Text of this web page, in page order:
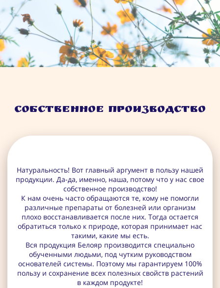
Собственное производство
Натуральность! Вот главный аргумент в пользу нашей
продукции. Да-да, именно, наша, потому что у нас свое
собственное производство!
К нам очень часто обращаются те, кому не помогли
различные препараты от болезней или организм
плохо восстанавливается после них. Тогда остается
обратиться только к природе, которая принимает нас
такими, какие мы есть.
Вся продукция Белояр производится специально
обученными людьми, под чутким руководством
основателей системы. Поэтому мы гарантируем 100%
пользу и сохранение всех полезных свойств растений
в каждом продукте!